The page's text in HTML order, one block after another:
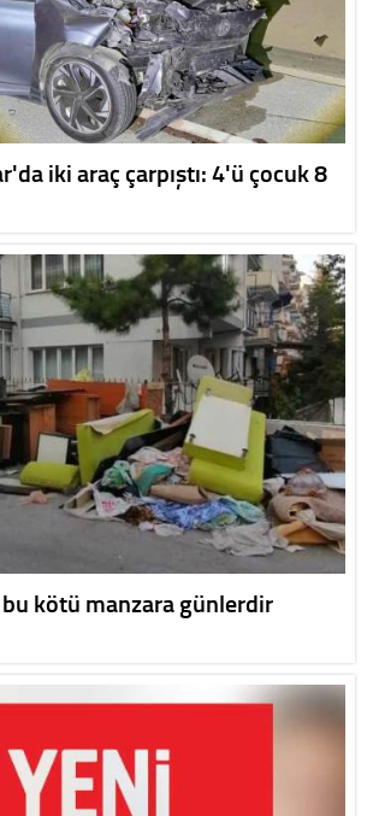
iki araç çarpıştı: 4'ü çocuk 8
kötü manzara günlerdir